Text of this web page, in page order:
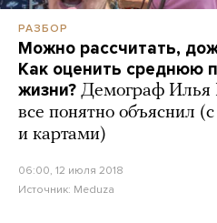
РАЗБОР
Можно рассчитать,
Как оценить среднюю
жизни? Демограф Илья
все понятно объяснил
и картами)
06:00, 12 июля 2018
Источник: Meduza